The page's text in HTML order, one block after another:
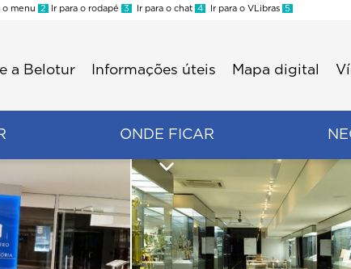
o menu 2 Ir para o rodapé 3 Ir para o chat 4 Ir para o VLibras 5
a Belotur Informações úteis Mapa digital
ONDE FICAR